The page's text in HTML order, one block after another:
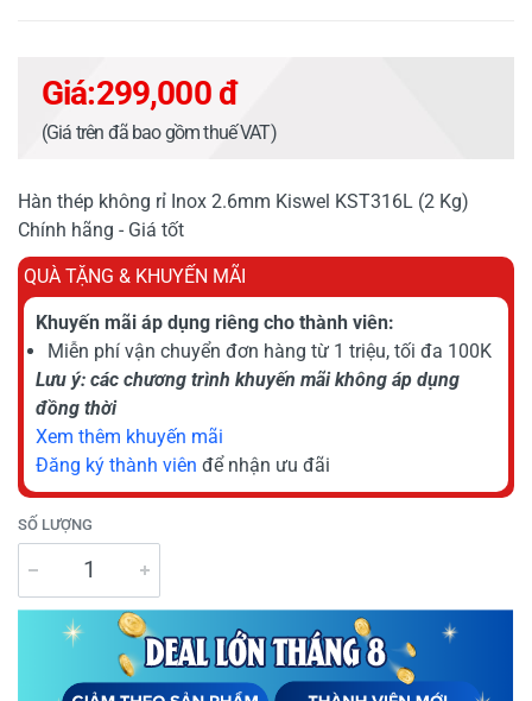
Giá:299,000 đ
(Giá trên đã bao gồm thuế VAT)
Hàn thép không rỉ Inox 2.6mm Kiswel KST316L (2 Kg)
Chính hãng - Giá tốt
QUÀ TẶNG & KHUYẾN MÃI
Khuyến mãi áp dụng riêng cho thành viên:
Miễn phí vận chuyển đơn hàng từ 1 triệu, tối đa 100K
Lưu ý: các chương trình khuyến mãi không áp dụng
đồng thời
Xem thêm khuyến mãi
Đăng ký thành viên để nhận ưu đãi
SỐ LƯỢNG